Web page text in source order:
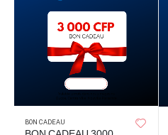
BON CADEAU